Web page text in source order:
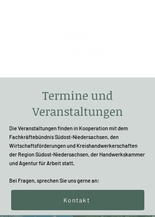
Termine und
Veranstaltungen
Die Veranstaltungen finden in Kooperation mit dem
Fachkräftebündnis Südost-Niedersachsen, den
Wirtschaftsförderungen und Kreishandwerkerschaften
der Region Südost-Niedersachsen, der Handwerkskammer
und Agentur für Arbeit statt.
Bei Fragen, sprechen Sie uns gerne an:
Kontakt